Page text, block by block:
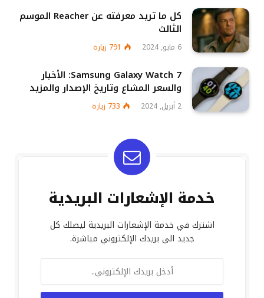
كل ما تريد معرفته عن Reacher الموسم
الثالث
6 مايو, 2024 791 زيارة
Samsung Galaxy Watch 7: الأخبار
والسعر المشاع وتاريخ الإصدار والمزيد
2 أبريل, 2024 733 زيارة
خدمة الإشعارات البريدية
اشترك في خدمة الإشعارات البريدية ليصلك كل
جديد الى بريدك الإلكتروني مباشرة.